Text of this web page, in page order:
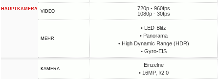
HAUPTKAMERA VIDEO
720p - 960fps
1080p - 30fps
MEHR
• LED-Blitz
• Panorama
• High Dynamic Range (HDR)
• Gyro-EIS
KAMERA
Einzelne
• 16MP, f/2.0